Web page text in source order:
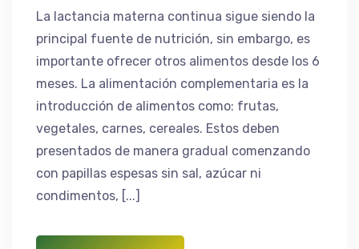
La lactancia materna continua sigue siendo la
principal fuente de nutrición, sin embargo, es
importante ofrecer otros alimentos desde los 6
meses. La alimentación complementaria es la
introducción de alimentos como: frutas,
vegetales, carnes, cereales. Estos deben
presentados de manera gradual comenzando
con papillas espesas sin sal, azúcar ni
condimentos, [...]